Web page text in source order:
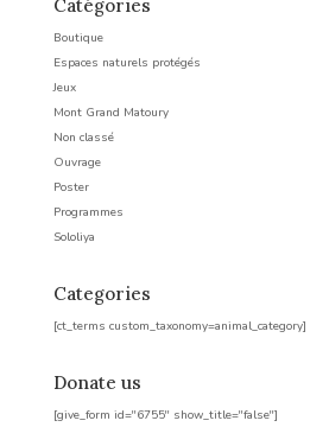
Catégories
Boutique
Espaces naturels protégés
Jeux
Mont Grand Matoury
Non classé
Ouvrage
Poster
Programmes
Sololiya
Categories
[ct_terms custom_taxonomy=animal_category]
Donate us
[give_form id="6755" show_title="false"]